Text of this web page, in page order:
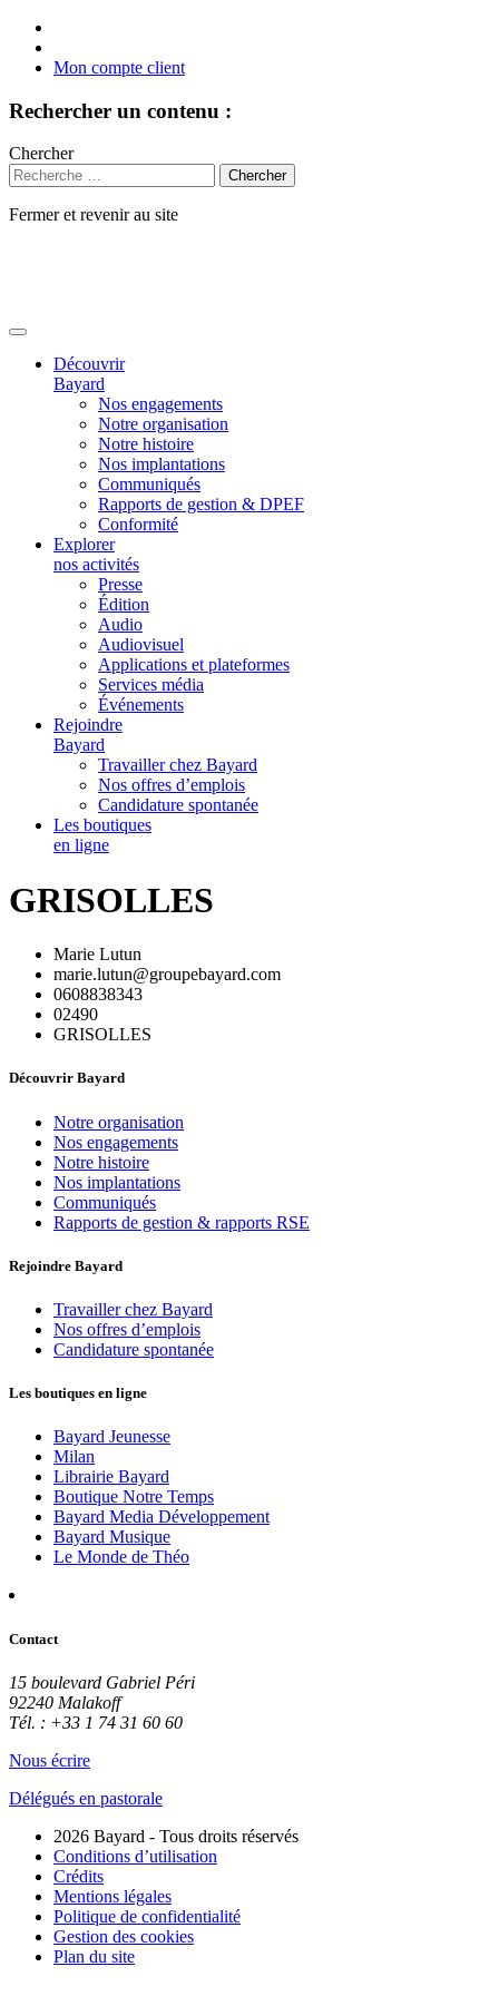
Mon compte client
Rechercher un contenu :
Chercher
Fermer et revenir au site
Découvrir
Bayard
Nos engagements
Notre organisation
Notre histoire
Nos implantations
Communiqués
Rapports de gestion & DPEF
Conformité
Explorer
nos activités
Presse
Édition
Audio
Audiovisuel
Applications et plateformes
Services média
Événements
Rejoindre
Bayard
Travailler chez Bayard
Nos offres d’emplois
Candidature spontanée
Les boutiques
en ligne
GRISOLLES
Marie Lutun
marie.lutun@groupebayard.com
0608838343
02490
GRISOLLES
Découvrir Bayard
Notre organisation
Nos engagements
Notre histoire
Nos implantations
Communiqués
Rapports de gestion & rapports RSE
Rejoindre Bayard
Travailler chez Bayard
Nos offres d’emplois
Candidature spontanée
Les boutiques en ligne
Bayard Jeunesse
Milan
Librairie Bayard
Boutique Notre Temps
Bayard Media Développement
Bayard Musique
Le Monde de Théo
Contact
15 boulevard Gabriel Péri
92240 Malakoff
Tél. : +33 1 74 31 60 60
Nous écrire
Délégués en pastorale
2026 Bayard - Tous droits réservés
Conditions d’utilisation
Crédits
Mentions légales
Politique de confidentialité
Gestion des cookies
Plan du site